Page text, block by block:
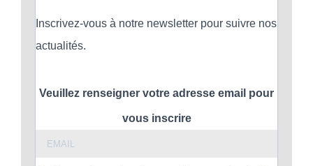
Inscrivez-vous à notre newsletter pour suivre nos
actualités.
Veuillez renseigner votre adresse email pour
vous inscrire